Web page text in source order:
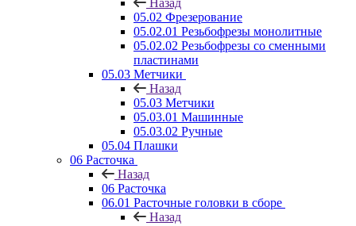
Назад
05.02 Фрезерование
05.02.01 Резьбофрезы монолитные
05.02.02 Резьбофрезы со сменными
пластинами
05.03 Метчики
Назад
05.03 Метчики
05.03.01 Машинные
05.03.02 Ручные
05.04 Плашки
06 Расточка
Назад
06 Расточка
06.01 Расточные головки в сборе
Назад